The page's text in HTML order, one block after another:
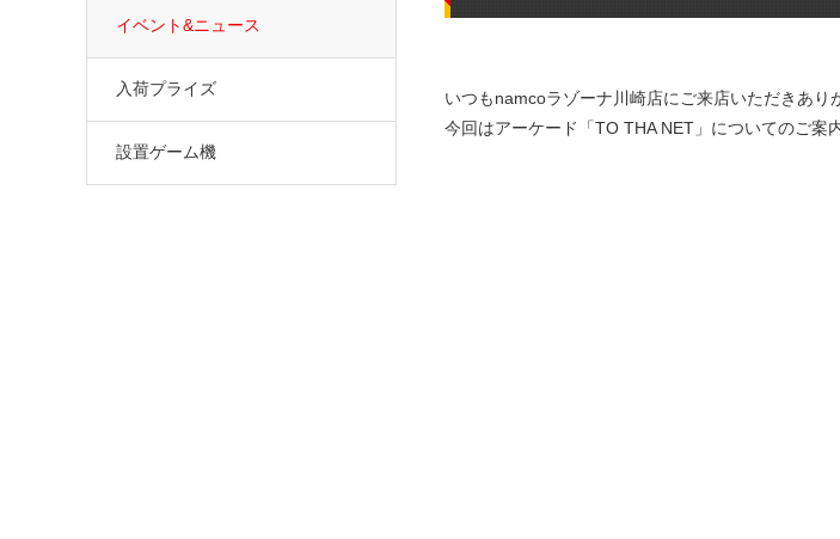
いつもnamcoラゾーナ川崎店にご来店いただきあり
今回はアーケード「TO THA NET」についてのご案
イベント&ニュース
入荷プライズ
設置ゲーム機